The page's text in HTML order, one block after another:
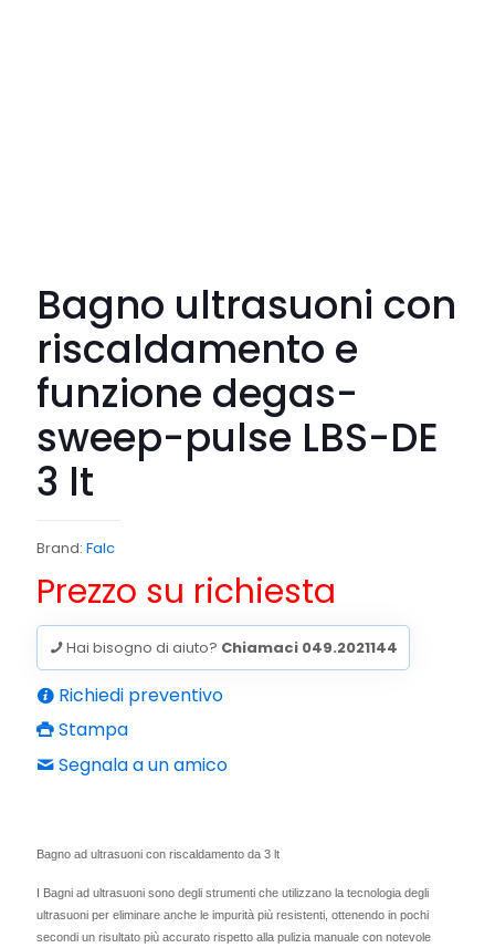
Bagno ultrasuoni con
riscaldamento e
funzione degas-
sweep-pulse LBS-DE
3 lt
Brand: Falc
Prezzo su richiesta
Hai bisogno di aiuto? Chiamaci 049.2021144
Richiedi preventivo
Stampa
Segnala a un amico
Bagno ad ultrasuoni con riscaldamento da 3 lt
I Bagni ad ultrasuoni sono degli strumenti che utilizzano la tecnologia degli
ultrasuoni per eliminare anche le impurità più resistenti, ottenendo in pochi
secondi un risultato più accurato rispetto alla pulizia manuale con notevole